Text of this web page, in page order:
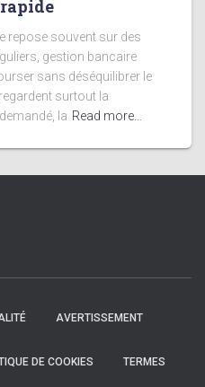
repose souvent sur des
gestion bancaire
sans déséquilibrer le
surtout la
la Read more…
AVERTISSEMENT
DE COOKIES TERMES